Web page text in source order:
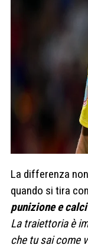
La differenza
quando si tira
punizione e
La traiettoria è
che tu sai come